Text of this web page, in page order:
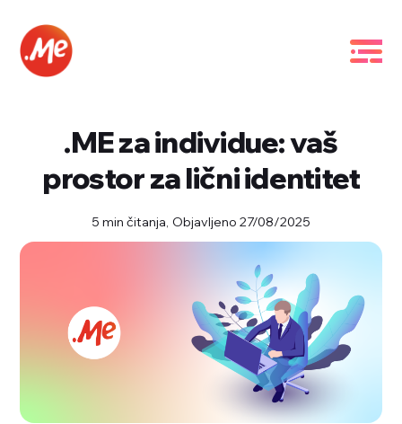
.ME za individue: vaš
prostor za lični identitet
5 min čitanja, Objavljeno 27/08/2025